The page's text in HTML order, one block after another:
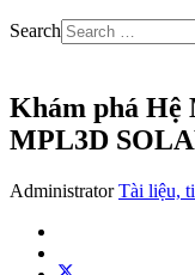
Search
Khám phá Hệ
MPL3D
Administrator Tài liệu,